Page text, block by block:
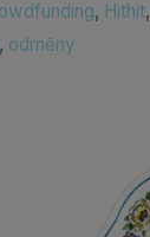
, Hithit,
, odměny